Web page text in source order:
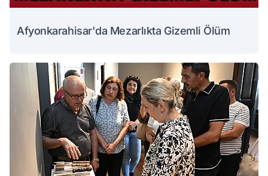
Afyonkarahisar'da Mezarlıkta Gizemli Ölüm